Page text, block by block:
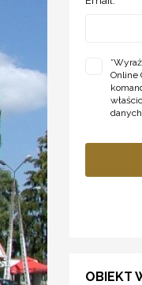
*
Online
OBIEKT